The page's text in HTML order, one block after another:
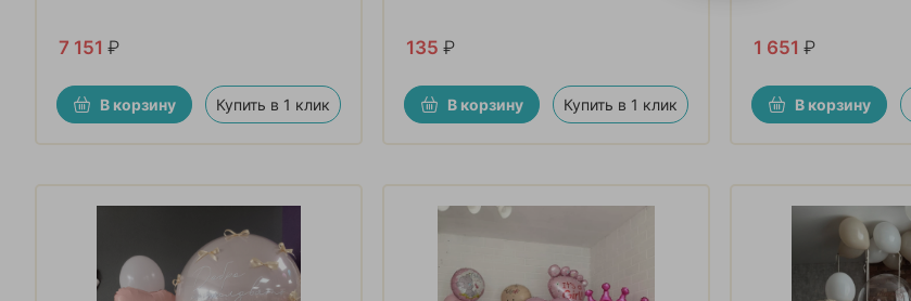
7 151 ₽
В корзину Купить в 1 клик
135 ₽
В корзину Купить в 1 клик
1 651 ₽
В корзину